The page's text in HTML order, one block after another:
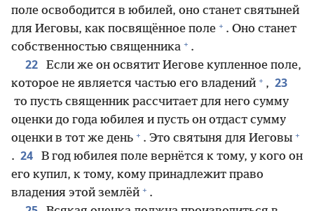
поле освободится в юбилей, оно станет святыней
для Иеговы, как посвящённое поле + . Оно станет
собственностью священника + .
22
Если же он освятит Иегове купленное поле,
которое не является частью его владений + , 23
то пусть священник рассчитает для него сумму
оценки до года юбилея и пусть он отдаст сумму
оценки в тот же день + . Это святыня для Иеговы +
. 24
В год юбилея поле вернётся к тому, у кого он
его купил, к тому, кому принадлежит право
владения этой землёй + .